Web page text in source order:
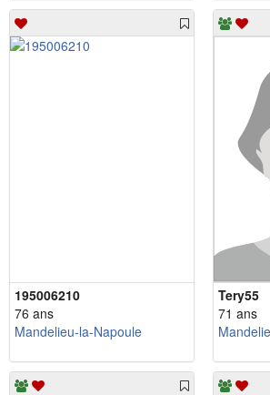
195006210
76 ans
Mandelieu-la-Napoule
Tery55
71 ans